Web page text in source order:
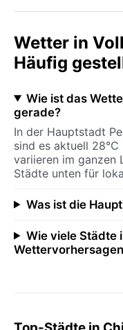
Wetter in
Häufig
Wie ist das
gerade?
In der Hauptstadt
sind es aktuell
variieren im ganzen
Städte unten für
Was ist die
Wie viele Städte